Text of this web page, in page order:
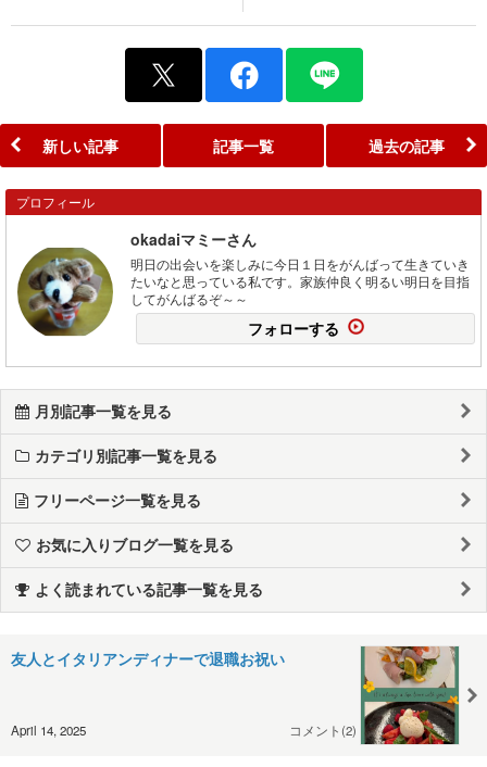
新しい記事 記事一覧 過去の記事
プロフィール
okadaiマミーさん
明日の出会いを楽しみに今日１日をがんばって生きていき
たいなと思っている私です。家族仲良く明るい明日を目指
してがんばるぞ～～
フォローする
月別記事一覧を見る
カテゴリ別記事一覧を見る
フリーページ一覧を見る
お気に入りブログ一覧を見る
よく読まれている記事一覧を見る
友人とイタリアンディナーで退職お祝い
April 14, 2025 コメント(2)